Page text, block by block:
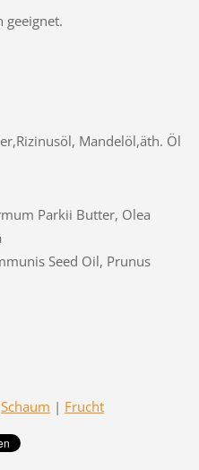
geeignet.
Mandelöl,äth. Öl
Parkii Butter, Olea
Seed Oil, Prunus
Schaum | Frucht